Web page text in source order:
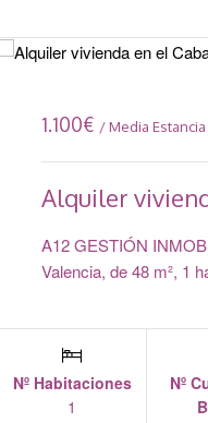
1.100€ / Media Estancia
Alquiler
A12 GESTIÓN
Valencia, de 48 m², 1
Nº Habitaciones
1
Nº